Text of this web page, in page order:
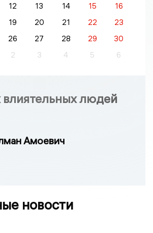
12 13 14 15
16
19 20 21 22
23
26 27 28 29
30
2 3 4 5 6
людей
Амоевич
новости